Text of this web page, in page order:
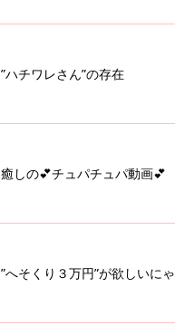
”ハチワレさん”の存在
癒しの💕チュパチュパ動画💕
”へそくり３万円”が欲しいにゃ